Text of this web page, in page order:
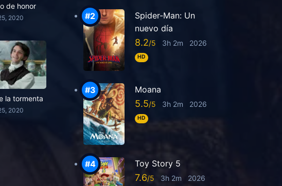
de honor
2020
la tormenta
2020
Spider-Man: Un
nuevo día
8.2 3h 2m 2026
HD
Moana
5.5 3h 2m 2026
HD
Toy Story 5
7.6 3h 2m 2026